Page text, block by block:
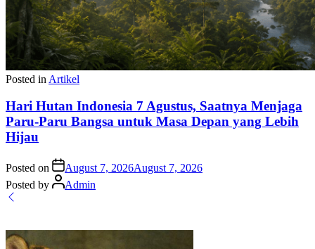
Posted in Artikel
Hari Hutan Indonesia 7 Agustus, Saatnya Menjaga
Paru-Paru Bangsa untuk Masa Depan yang Lebih
Hijau
Posted on August 7, 2026August 7, 2026
Posted by
Admin